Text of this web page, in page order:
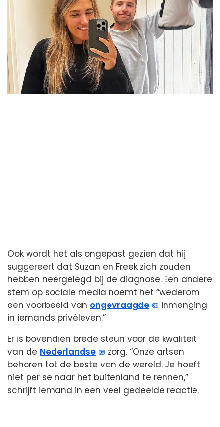
Ook wordt het als ongepast gezien dat hij
suggereert dat Suzan en Freek zich zouden
hebben neergelegd bij de diagnose. Een andere
stem op sociale media noemt het “wederom
een voorbeeld van ongevraagde
inmenging
in iemands privéleven.”
Er is bovendien brede steun voor de kwaliteit
van de Nederlandse
zorg. “Onze artsen
behoren tot de beste van de wereld. Je hoeft
niet per se naar het buitenland te rennen,”
schrijft iemand in een veel gedeelde reactie.